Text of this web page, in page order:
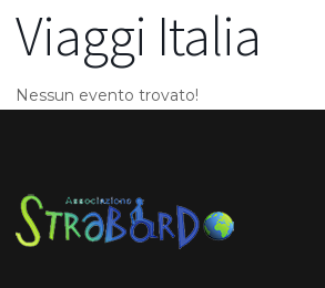
Viaggi Italia
Nessun evento trovato!